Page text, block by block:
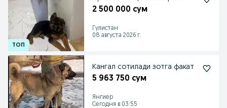
2 500 000 сум
Гулистан
08 августа 2026 г.
Кангал сотилади зотга факат
5 963 750 сум
Янгиер
Сегодня в 03:55